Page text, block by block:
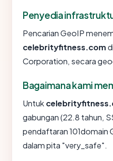
Penyedia
Pencarian GeoIP
celebrityfitness.com
Corporation, secara
Bagaimana kami
Untuk
gabungan (22.8 tahun,
pendaftaran 101domain
dalam pita "very_safe".